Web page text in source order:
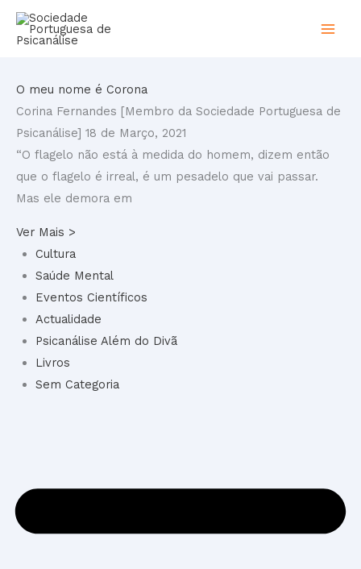
Skip
O meu nome é Corona
Corina Fernandes [Membro da Sociedade Portuguesa de
Psicanálise] 18 de Março, 2021
“O flagelo não está à medida do homem, dizem então
que o flagelo é irreal, é um pesadelo que vai passar.
Mas ele demora em
Ver Mais >
Cultura
Saúde Mental
Eventos Científicos
Actualidade
Psicanálise Além do Divã
Livros
Sem Categoria